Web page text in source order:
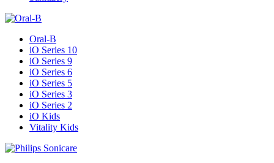
Oral-B
iO Series 10
iO Series 9
iO Series 6
iO Series 5
iO Series 3
iO Series 2
iO Kids
Vitality Kids